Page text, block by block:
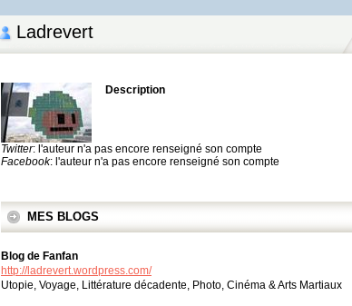
Ladrevert
Description
Twitter: l'auteur n'a pas encore renseigné son compte
Facebook: l'auteur n'a pas encore renseigné son compte
MES BLOGS
Blog de Fanfan
http://ladrevert.wordpress.com/
Utopie, Voyage, Littérature décadente, Photo, Cinéma & Arts Martiaux